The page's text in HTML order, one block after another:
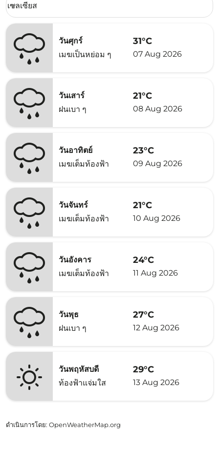
เซลเซียส
keyboard_arrow_down
วันศุกร์
เมฆเป็นหย่อม ๆ
31°C
07 Aug 2026
วันเสาร์
ฝนเบา ๆ
21°C
08 Aug 2026
วันอาทิตย์
เมฆเต็มท้องฟ้า
23°C
09 Aug 2026
วันจันทร์
เมฆเต็มท้องฟ้า
21°C
10 Aug 2026
วันอังคาร
เมฆเต็มท้องฟ้า
24°C
11 Aug 2026
วันพุธ
ฝนเบา ๆ
27°C
12 Aug 2026
วันพฤหัสบดี
ท้องฟ้าแจ่มใส
29°C
13 Aug 2026
ดำเนินการโดย: OpenWeatherMap.org